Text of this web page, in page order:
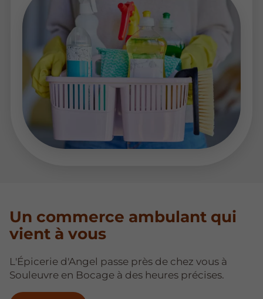
Un commerce ambulant qui
vient à vous
L'Épicerie d'Angel passe près de chez vous à
Souleuvre en Bocage à des heures précises.